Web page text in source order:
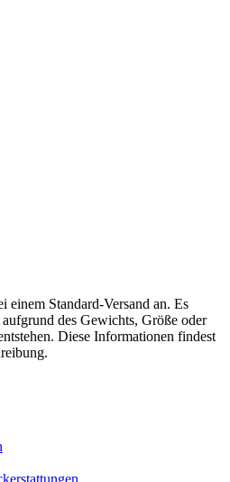
einem Standard-Versand an. Es
des Gewichts, Größe oder
Diese Informationen findest